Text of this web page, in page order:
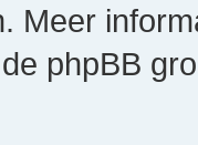
Meer
phpBB